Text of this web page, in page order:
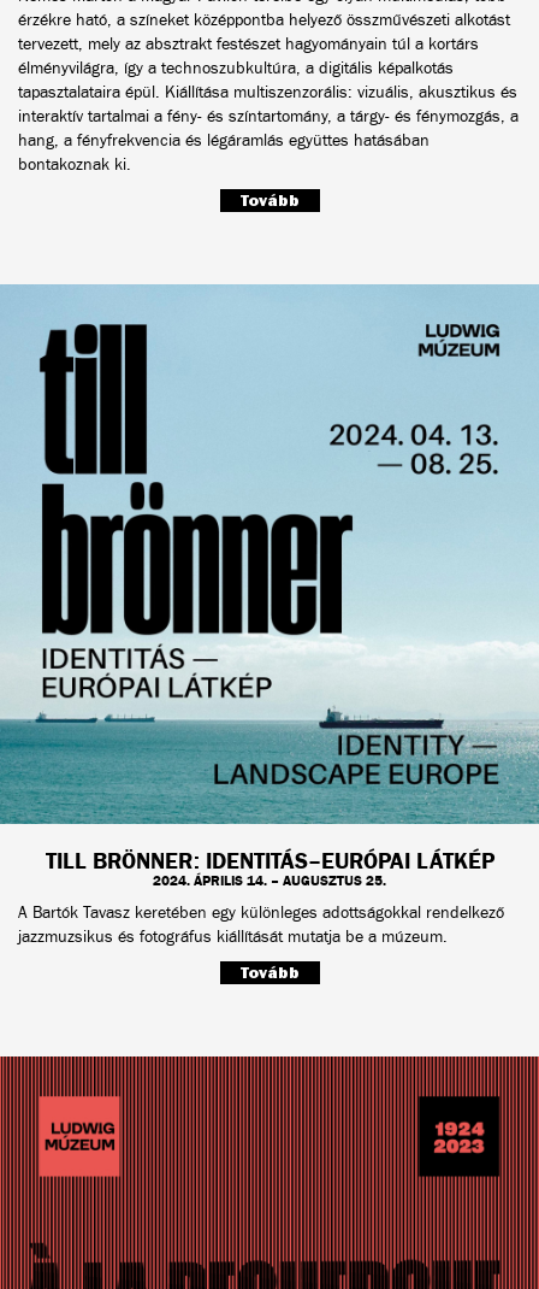
érzékre ható, a színeket középpontba helyező összművészeti alkotást
tervezett, mely az absztrakt festészet hagyományain túl a kortárs
élményvilágra, így a technoszubkultúra, a digitális képalkotás
tapasztalataira épül. Kiállítása multiszenzorális: vizuális, akusztikus és
interaktív tartalmai a fény- és színtartomány, a tárgy- és fénymozgás, a
hang, a fényfrekvencia és légáramlás együttes hatásában
bontakoznak ki.
Tovább
TILL BRÖNNER: IDENTITÁS–EURÓPAI LÁTKÉP
2024. ÁPRILIS 14. – AUGUSZTUS 25.
A Bartók Tavasz keretében egy különleges adottságokkal rendelkező
jazzmuzsikus és fotográfus kiállítását mutatja be a múzeum.
Tovább